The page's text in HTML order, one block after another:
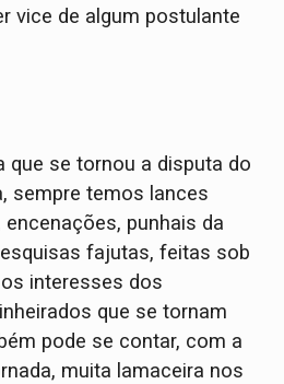
vice de algum postulante
que se tornou a disputa do
sempre temos lances
punhais da
fajutas, feitas sob
interesses dos
que se tornam
pode se contar, com a
muita lamaceira nos